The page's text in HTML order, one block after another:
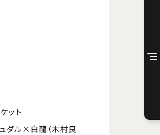
ット
ダル×白龍（木村良